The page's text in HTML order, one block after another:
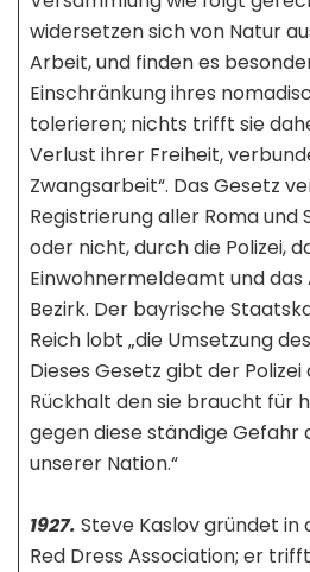
widersetzen sich von Natur
Arbeit, und finden es
Einschränkung ihres
tolerieren; nichts trifft sie
Verlust ihrer Freiheit,
Zwangsarbeit“. Das Gesetz
Registrierung aller Roma und
oder nicht, durch die Polizei,
Einwohnermeldeamt und
Bezirk. Der bayrische
Reich lobt „die Umsetzung
Dieses Gesetz gibt der
Rückhalt den sie braucht für
gegen diese ständige Gefahr
unserer Nation.“
1927. Steve Kaslov gründet in
Red Dress Association; er